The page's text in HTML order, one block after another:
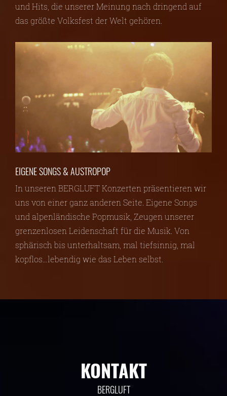
und Hits, die unserer Meinung nach dringend auf
das größte Volksfest der Welt gehören.
EIGENE SONGS & AUSTROPOP
In unseren BERGLUFT Konzerten präsentieren wir
uns von einer ganz anderen Seite. Eigene Songs
und alpenländische Popmusik, Zeugen unserer
grenzenlosen Leidenschaft für die Musik. Von
sphärisch bis unterhaltsam, mal tiefsinnig, mal
kopflos…lebendig wie das Leben selbst.
KONTAKT
BERGLUFT